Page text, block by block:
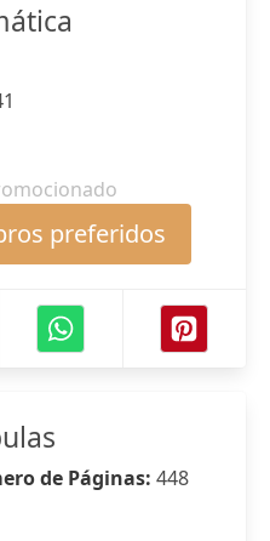
preferidos
de Páginas: 448